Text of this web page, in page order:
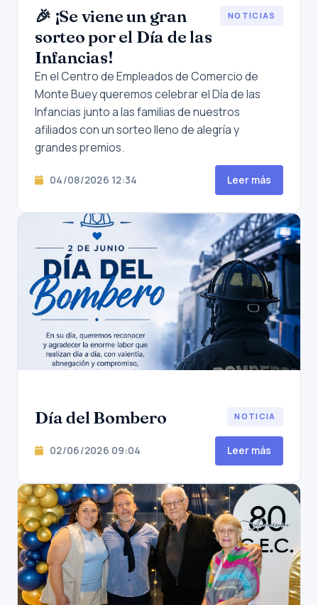
🎉 ¡Se viene un gran
sorteo por el Día de las
Infancias!
NOTICIAS
En el Centro de Empleados de Comercio de
Monte Buey queremos celebrar el Día de las
Infancias junto a las familias de nuestros
afiliados con un sorteo lleno de alegría y
grandes premios.
04/08/2026 12:34 Leer más
Día del Bombero NOTICIA
02/06/2026 09:04 Leer más